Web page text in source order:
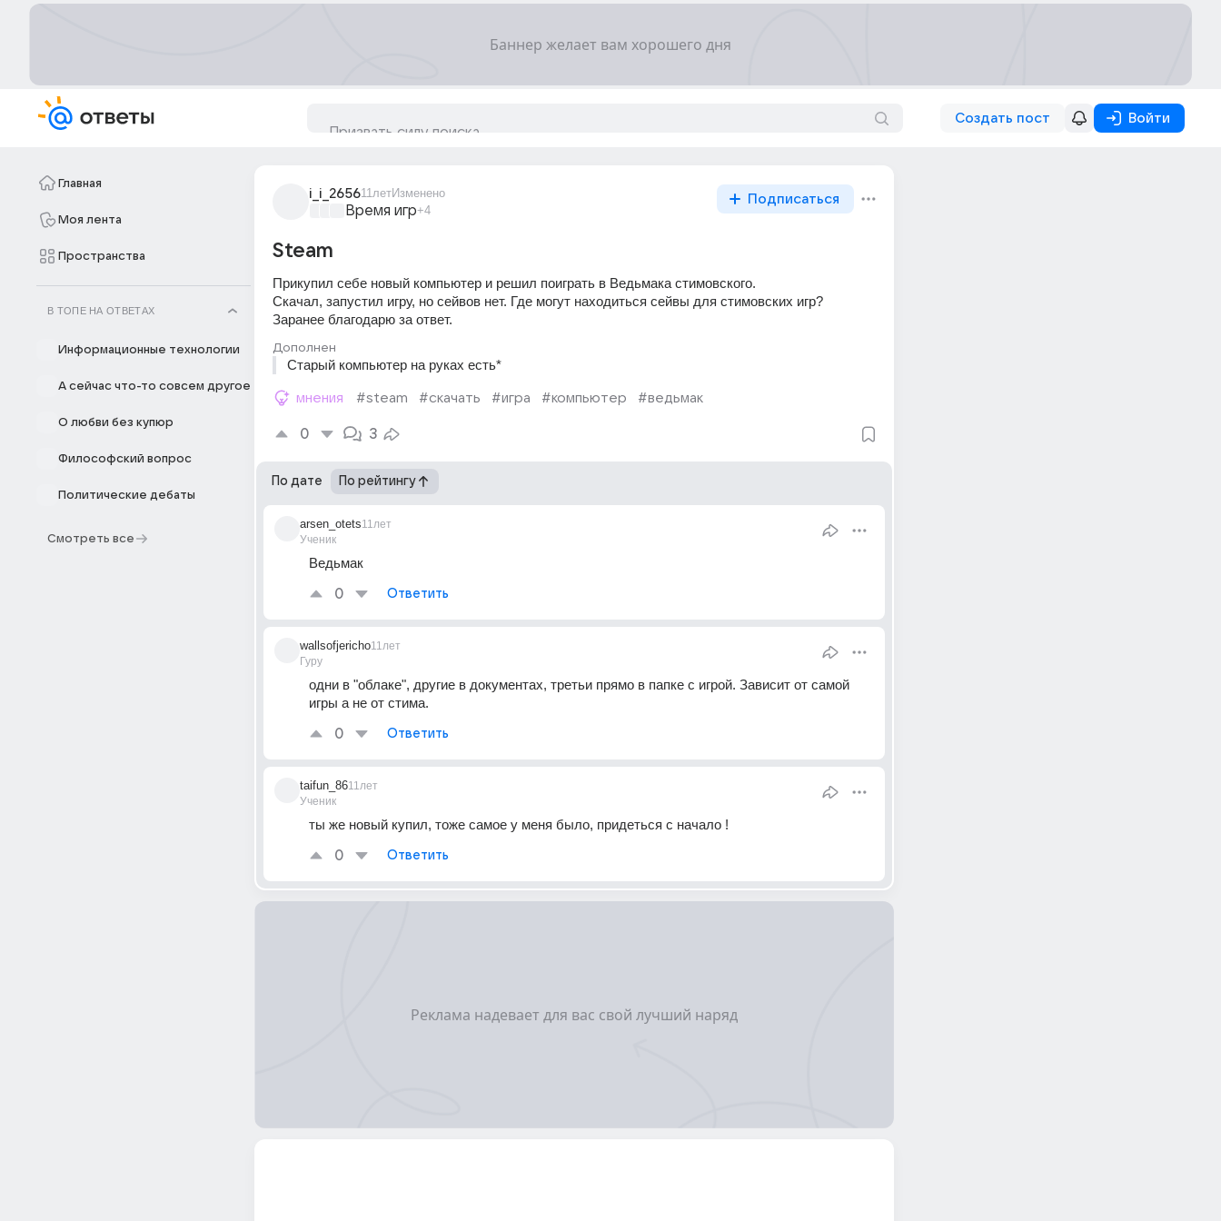
Создать пост Войти
Главная
Моя лента
Пространства
В ТОПЕ НА ОТВЕТАХ
Информационные технологии
А сейчас что-то совсем другое
О любви без купюр
Философский вопрос
Политические дебаты
Смотреть все
i_i_265611летИзменено
Время игр+4
Подписаться
Steam
Прикупил себе новый компьютер и решил поиграть в Ведьмака стимовского.
Скачал, запустил игру, но сейвов нет. Где могут находиться сейвы для стимовских игр?
Заранее благодарю за ответ.
Дополнен
Старый компьютер на руках есть*
мнения #steam #скачать #игра #компьютер #ведьмак
0 3
По дате По рейтингу
arsen_otets
Ученик
11лет
Ведьмак
0 Ответить
wallsofjericho
Гуру
11лет
одни в "облаке", другие в документах, третьи прямо в папке с игрой. Зависит от самой
игры а не от стима.
0 Ответить
taifun_86
Ученик
11лет
ты же новый купил, тоже самое у меня было, придеться с начало !
0 Ответить